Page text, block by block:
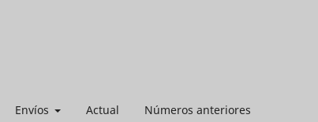
Envíos Actual Números anteriores